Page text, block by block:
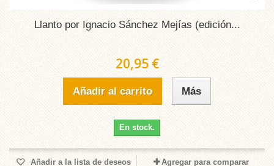
Llanto por Ignacio Sánchez Mejías (edición...
20,95 €
Añadir al carrito Más
En stock.
Añadir a la lista de deseos Agregar para comparar